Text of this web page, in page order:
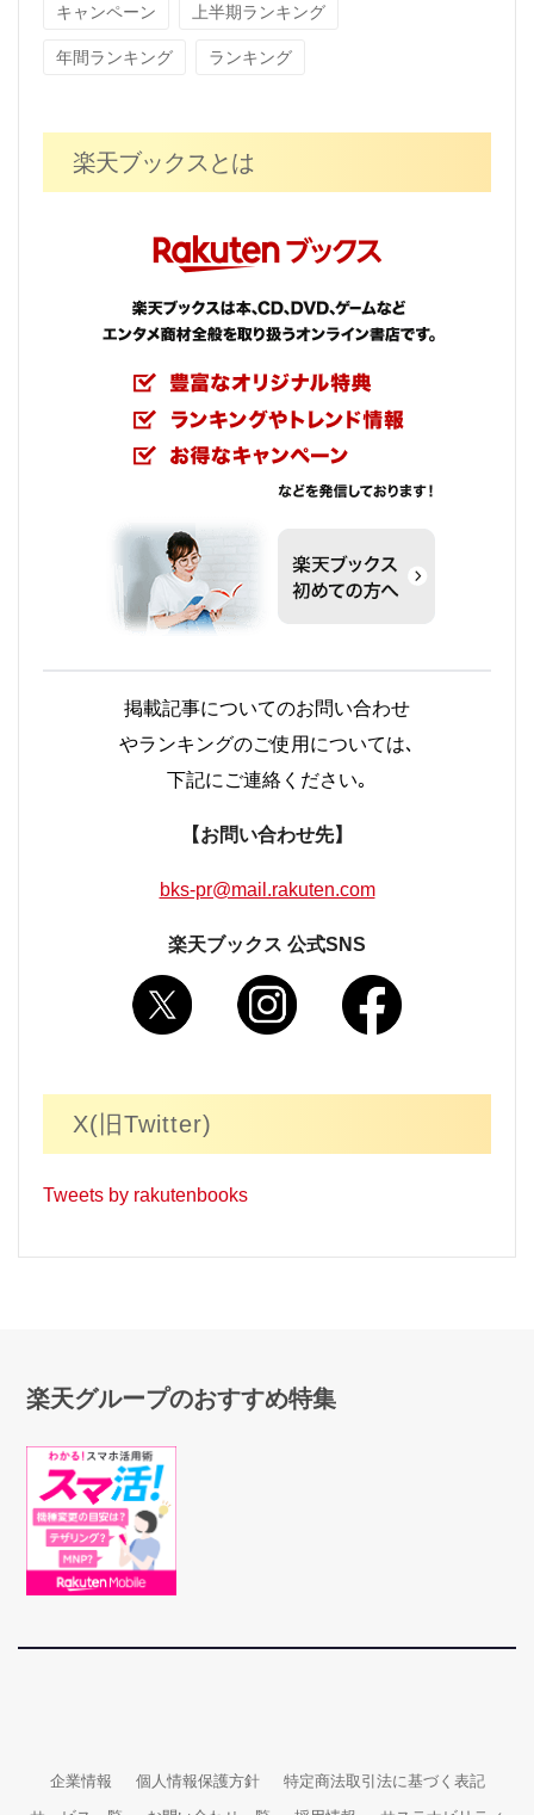
キャンペーン 上半期ランキング
年間ランキング ランキング
楽天ブックスとは
掲載記事についてのお問い合わせ
やランキングのご使用については､
下記にご連絡ください｡
【お問い合わせ先】
bks-pr@mail.rakuten.com
楽天ブックス 公式SNS
X(旧Twitter)
Tweets by rakutenbooks
楽天グループのおすすめ特集
企業情報 個人情報保護方針
特定商法取引法に基づく表記